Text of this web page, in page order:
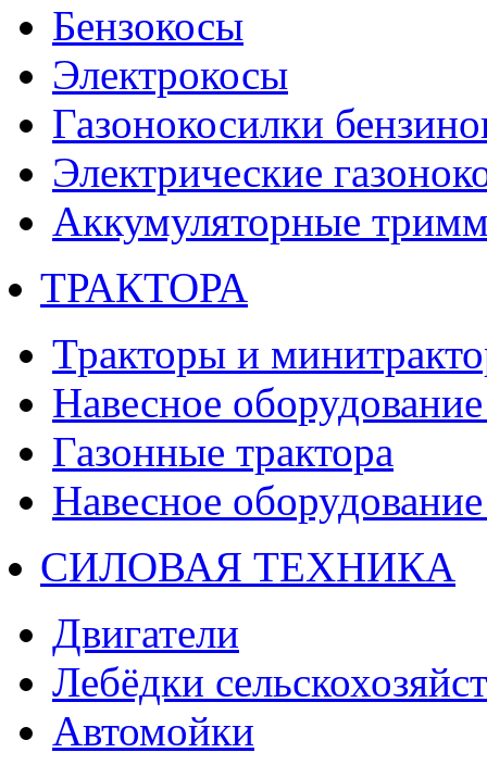
Бензокосы
Электрокосы
Газонокосилки
Электрические
Аккумуляторные
ТРАКТОРА
Тракторы и
Навесное
Газонные трактора
Навесное
СИЛОВАЯ ТЕХНИКА
Двигатели
Лебёдки
Автомойки